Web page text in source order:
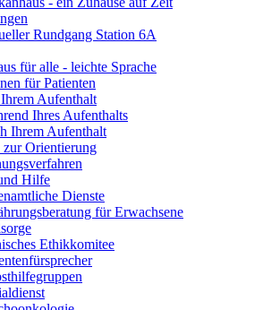
Rundgang Station 6A
für alle - leichte Sprache
für Patienten
Aufenthalt
Ihres Aufenthalts
Ihrem Aufenthalt
zur Orientierung
Hilfe
Dienste
für Erwachsene
Ethikkomitee